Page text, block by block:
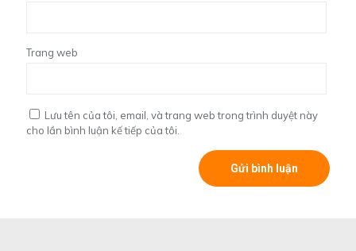
Trang web
Lưu tên của tôi, email, và trang web trong trình duyệt này
cho lần bình luận kế tiếp của tôi.